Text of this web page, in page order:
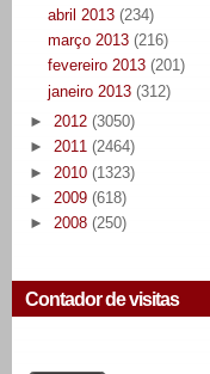
abril 2013 (234)
março 2013 (216)
fevereiro 2013 (201)
janeiro 2013 (312)
► 2012 (3050)
► 2011 (2464)
► 2010 (1323)
► 2009 (618)
► 2008 (250)
Contador de visitas